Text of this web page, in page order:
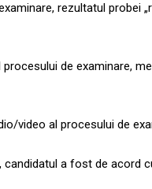
rezultatul probei
de examinare,
video al procesului de
a fost de acord